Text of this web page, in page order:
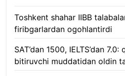
Toshkent shahar IIBB
firibgarlardan ogohlantirdi
SAT’dan 1500, IELTS’dan
bitiruvchi muddatidan oldin